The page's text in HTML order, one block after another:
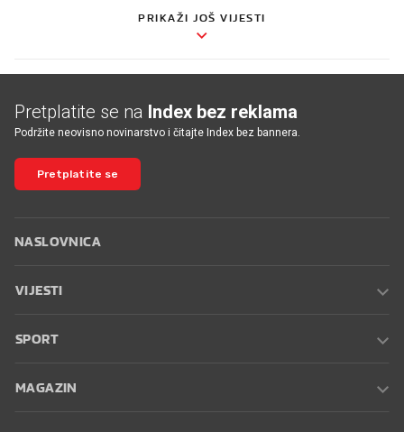
PRIKAŽI JOŠ VIJESTI
Pretplatite se na Index bez reklama
Podržite neovisno novinarstvo i čitajte Index bez bannera.
Pretplatite se
NASLOVNICA
VIJESTI
SPORT
MAGAZIN